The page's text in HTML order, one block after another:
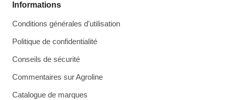
Informations
Conditions générales d'utilisation
Politique de confidentialité
Conseils de sécurité
Commentaires sur Agroline
Catalogue de marques